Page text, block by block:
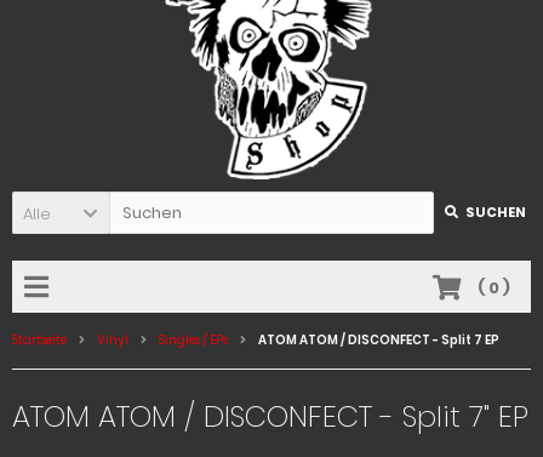
Alle SUCHEN
( 0)
Startseite Vinyl Singles / EPs ATOM ATOM / DISCONFECT - Split 7 EP
ATOM ATOM / DISCONFECT - Split 7" EP